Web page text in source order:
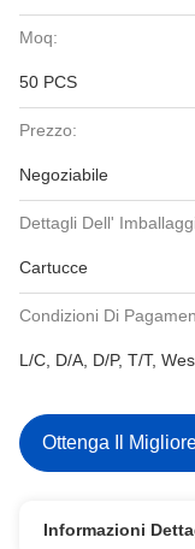
Moq:
50 PCS
Prezzo:
Negoziabile
Dettagli Dell'
Cartucce
Condizioni Di
L/C, D/A, D/P, T/T,
Ottenga Il
Informazioni